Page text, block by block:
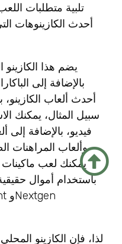
تلبية متطلبات
أحدث الكازينوهات
يضم هذا الكازينو
بالإضافة إلى
أحدث ألعاب
سبيل المثال، يمكنك
فيديو، بالإضافة إلى
وألعاب المراهنات
يمكنك لعب ماكينات
باستخدام أموال
لذا، فإن الكازينو